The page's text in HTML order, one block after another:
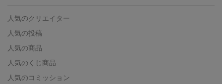
人気のクリエイター
人気の投稿
人気の商品
人気のくじ商品
人気のコミッション